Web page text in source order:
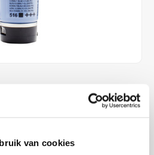
van cookies
Lees meer